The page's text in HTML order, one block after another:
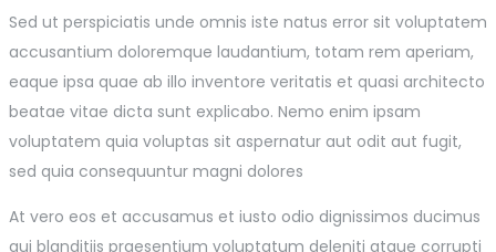
Sed ut perspiciatis unde omnis iste natus error sit voluptatem
accusantium doloremque laudantium, totam rem aperiam,
eaque ipsa quae ab illo inventore veritatis et quasi architecto
beatae vitae dicta sunt explicabo. Nemo enim ipsam
voluptatem quia voluptas sit aspernatur aut odit aut fugit,
sed quia consequuntur magni dolores
At vero eos et accusamus et iusto odio dignissimos ducimus
qui blanditiis praesentium voluptatum deleniti atque corrupti